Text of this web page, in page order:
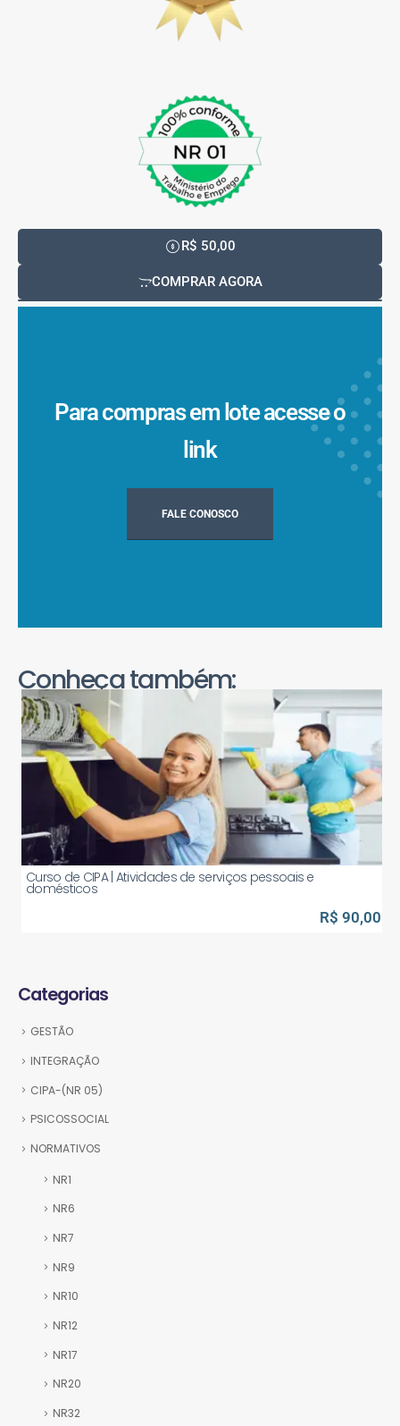
R$ 50,00
COMPRAR AGORA
Para compras em lote acesse o
link
FALE CONOSCO
Conheça também:
Curso de CIPA | Atividades de serviços pessoais e
domésticos
R$ 90,00
Categorias
GESTÃO
INTEGRAÇÃO
CIPA-(NR 05)
PSICOSSOCIAL
NORMATIVOS
NR1
NR6
NR7
NR9
NR10
NR12
NR17
NR20
NR32